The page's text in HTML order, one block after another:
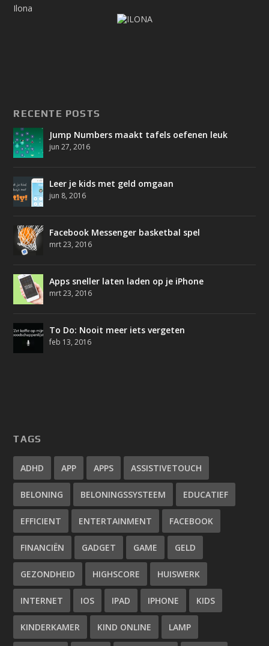
Ilona
RECENTE POSTS
Jump Numbers maakt tafels oefenen leuk
jun 27, 2016
Leer je kids met geld omgaan
jun 8, 2016
Facebook Messenger basketbal spel
mrt 23, 2016
Apps sneller laten laden op je iPhone
mrt 23, 2016
To Do: Nooit meer iets vergeten
feb 13, 2016
TAGS
ADHD APP APPS ASSISTIVETOUCH
BELONING BELONINGSSYSTEEM EDUCATIEF
EFFICIENT ENTERTAINMENT FACEBOOK
FINANCIËN GADGET GAME GELD
GEZONDHEID HIGHSCORE HUISWERK
INTERNET IOS IPAD IPHONE KIDS
KINDERKAMER KIND ONLINE LAMP